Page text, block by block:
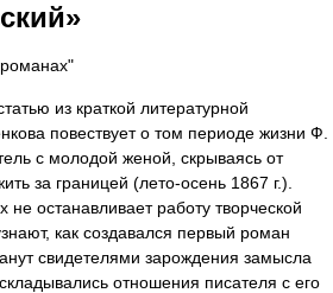
из краткой литературной
повествует о том периоде жизни Ф.
с молодой женой, скрываясь от
за границей (лето-осень 1867 г.).
не останавливает работу творческой
как создавался первый роман
свидетелями зарождения замысла
отношения писателя с его